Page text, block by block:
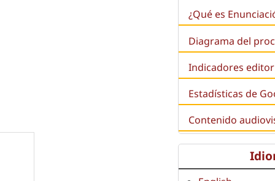
¿Qué es
Diagrama del
Indicadores
Estadísticas de
Contenido